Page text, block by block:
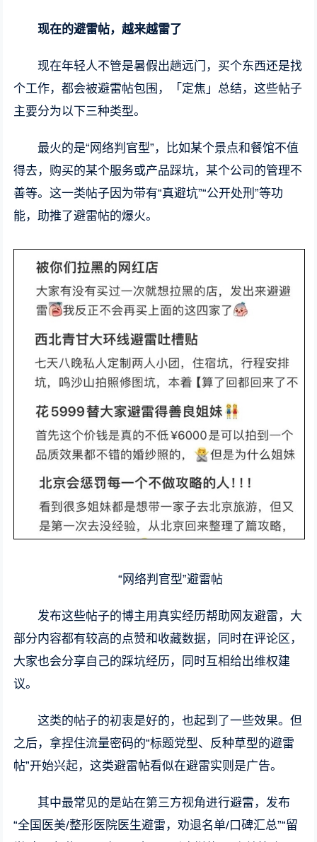
现在的避雷帖，越来越雷了
现在年轻人不管是暑假出趟远门，买个东西还是找
个工作，都会被避雷帖包围，「定焦」总结，这些帖子
主要分为以下三种类型。
最火的是“网络判官型”，比如某个景点和餐馆不值
得去，购买的某个服务或产品踩坑，某个公司的管理不
善等。这一类帖子因为带有“真避坑”“公开处刑”等功
能，助推了避雷帖的爆火。
“网络判官型”避雷帖
发布这些帖子的博主用真实经历帮助网友避雷，大
部分内容都有较高的点赞和收藏数据，同时在评论区，
大家也会分享自己的踩坑经历，同时互相给出维权建
议。
这类的帖子的初衷是好的，也起到了一些效果。但
之后，拿捏住流量密码的“标题党型、反种草型的避雷
帖”开始兴起，这类避雷帖看似在避雷实则是广告。
其中最常见的是站在第三方视角进行避雷，发布
“全国医美/整形医院医生避雷，劝退名单/口碑汇总”“留